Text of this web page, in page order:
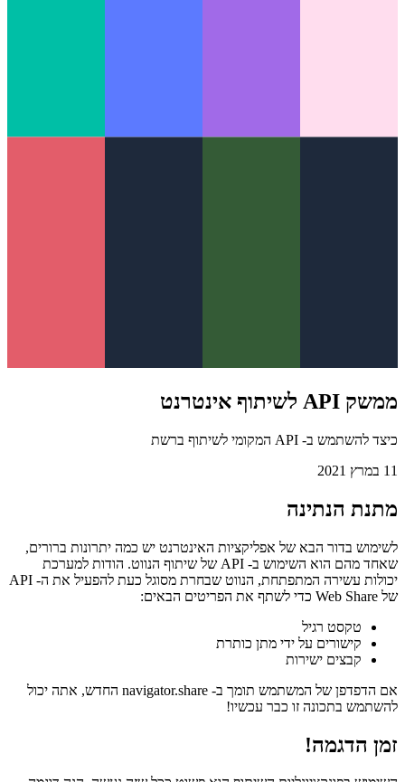
ממשק API לשיתוף אינטרנט
11 במרץ 2021
מתנת הנתינה
לשימוש בדור הבא של אפליקציות האינטרנט יש כמה יתרונות ברורים,
קישורים על ידי מתן כותרת
קבצים ישירות
להשתמש בתכונה זו כבר עכשיו!